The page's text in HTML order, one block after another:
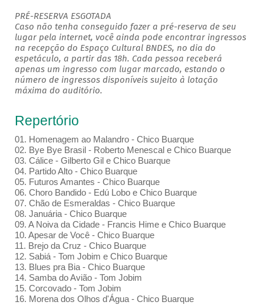
PRÉ-RESERVA ESGOTADA
Caso não tenha conseguido fazer a pré-reserva de seu
lugar pela internet, você ainda pode encontrar ingressos
na recepção do Espaço Cultural BNDES, no dia do
espetáculo, a partir das 18h. Cada pessoa receberá
apenas um ingresso com lugar marcado, estando o
número de ingressos disponíveis sujeito à lotação
máxima do auditório.
Repertório
01. Homenagem ao Malandro - Chico Buarque
02. Bye Bye Brasil - Roberto Menescal e Chico Buarque
03. Cálice - Gilberto Gil e Chico Buarque
04. Partido Alto - Chico Buarque
05. Futuros Amantes - Chico Buarque
06. Choro Bandido - Edú Lobo e Chico Buarque
07. Chão de Esmeraldas - Chico Buarque
08. Januária - Chico Buarque
09. A Noiva da Cidade - Francis Hime e Chico Buarque
10. Apesar de Você - Chico Buarque
11. Brejo da Cruz - Chico Buarque
12. Sabiá - Tom Jobim e Chico Buarque
13. Blues pra Bia - Chico Buarque
14. Samba do Avião - Tom Jobim
15. Corcovado - Tom Jobim
16. Morena dos Olhos d'Água - Chico Buarque